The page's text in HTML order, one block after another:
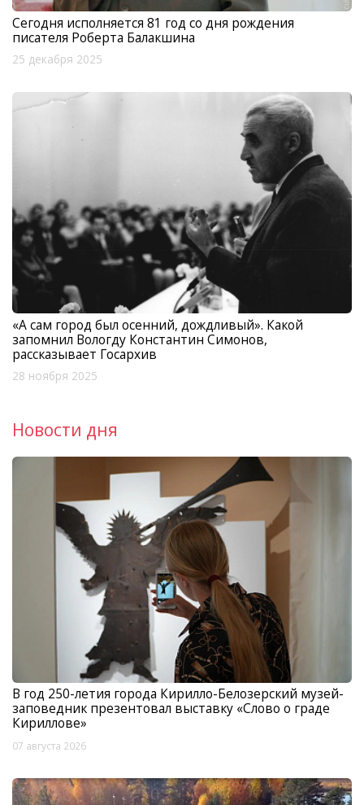
Сегодня исполняется 81 год со дня рождения
писателя Роберта Балакшина
25 декабря 2025
«А сам город был осенний, дождливый». Какой
запомнил Вологду Константин Симонов,
рассказывает Госархив
28 ноября 2025
Новости дня
В год 250-летия города Кирилло-Белозерский музей-
заповедник презентовал выставку «Слово о граде
Кириллове»
07 августа 2026